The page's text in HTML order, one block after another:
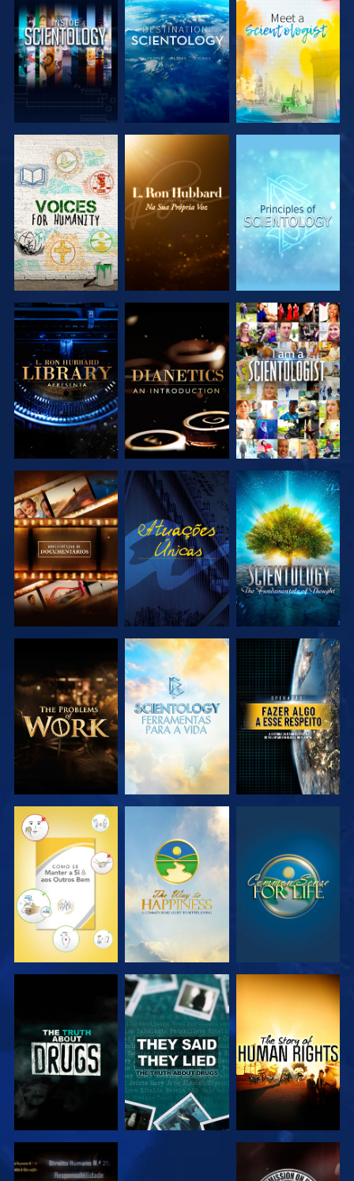
EXPLORAR A
SÉRIE
EXPLORAR A
SÉRIE
EXPLORAR A
SÉRIE
EXPLORAR A
SÉRIE
EXPLORAR A
SÉRIE
VER
EXPLORAR A
SÉRIE
VER
EXPLORAR A
SÉRIE
EXPLORAR A
SÉRIE
EXPLORAR A
SÉRIE
VER
VER VER VER
VER VER